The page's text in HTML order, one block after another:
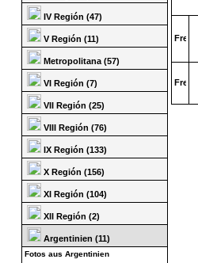
IV Región (47)
V Región (11)
Metropolitana (57)
VI Región (7)
VII Región (25)
VIII Región (76)
IX Región (133)
X Región (156)
XI Región (104)
XII Región (2)
Argentinien (11)
Fotos aus Argentinien